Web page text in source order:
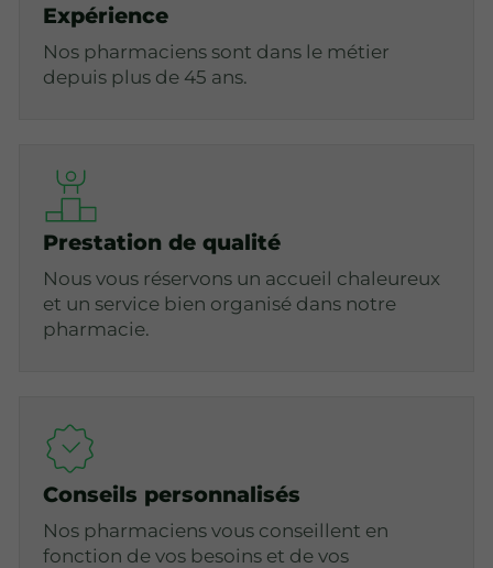
Expérience
Nos pharmaciens sont dans le métier
depuis plus de 45 ans.
Prestation de qualité
Nous vous réservons un accueil chaleureux
et un service bien organisé dans notre
pharmacie.
Conseils personnalisés
Nos pharmaciens vous conseillent en
fonction de vos besoins et de vos